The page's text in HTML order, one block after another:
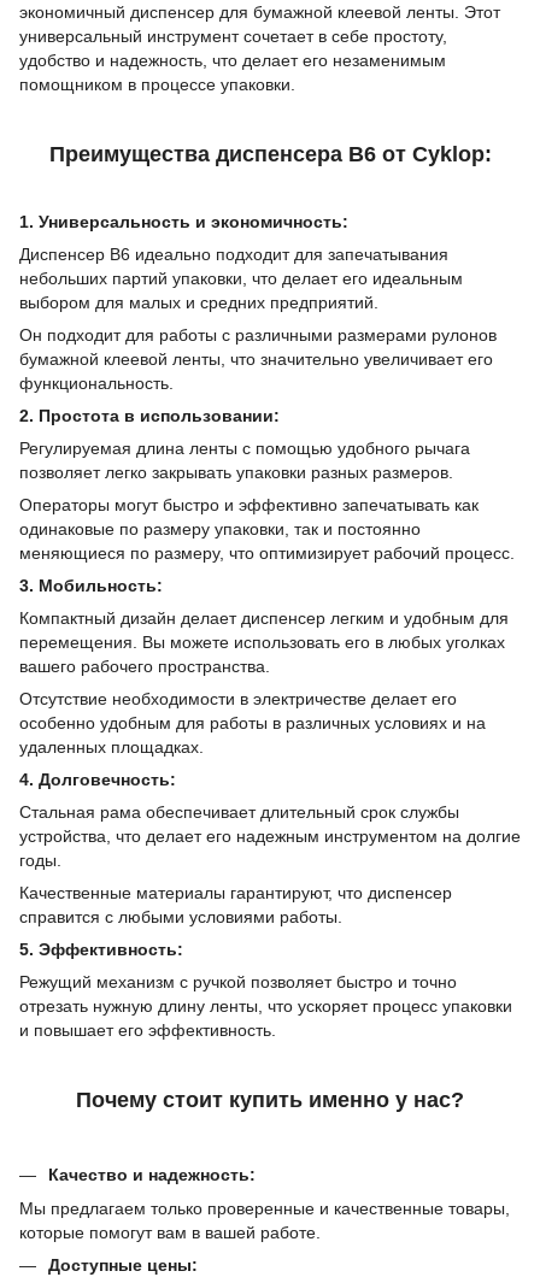
экономичный диспенсер для бумажной клеевой ленты. Этот
универсальный инструмент сочетает в себе простоту,
удобство и надежность, что делает его незаменимым
помощником в процессе упаковки.
Преимущества диспенсера B6 от Cyklop:
1. Универсальность и экономичность:
Диспенсер B6 идеально подходит для запечатывания
небольших партий упаковки, что делает его идеальным
выбором для малых и средних предприятий.
Он подходит для работы с различными размерами рулонов
бумажной клеевой ленты, что значительно увеличивает его
функциональность.
2. Простота в использовании:
Регулируемая длина ленты с помощью удобного рычага
позволяет легко закрывать упаковки разных размеров.
Операторы могут быстро и эффективно запечатывать как
одинаковые по размеру упаковки, так и постоянно
меняющиеся по размеру, что оптимизирует рабочий процесс.
3. Мобильность:
Компактный дизайн делает диспенсер легким и удобным для
перемещения. Вы можете использовать его в любых уголках
вашего рабочего пространства.
Отсутствие необходимости в электричестве делает его
особенно удобным для работы в различных условиях и на
удаленных площадках.
4. Долговечность:
Стальная рама обеспечивает длительный срок службы
устройства, что делает его надежным инструментом на долгие
годы.
Качественные материалы гарантируют, что диспенсер
справится с любыми условиями работы.
5. Эффективность:
Режущий механизм с ручкой позволяет быстро и точно
отрезать нужную длину ленты, что ускоряет процесс упаковки
и повышает его эффективность.
Почему стоит купить именно у нас?
Качество и надежность:
Мы предлагаем только проверенные и качественные товары,
которые помогут вам в вашей работе.
Доступные цены: